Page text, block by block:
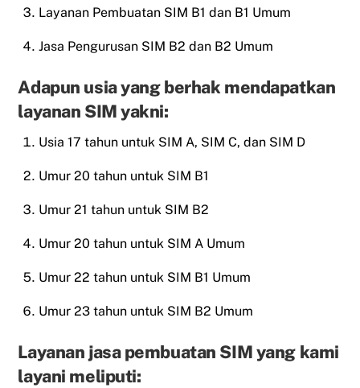
Layanan Pembuatan SIM B1 dan B1 Umum
Jasa Pengurusan SIM B2 dan B2 Umum
Adapun usia yang berhak mendapatkan
layanan SIM yakni:
Usia 17 tahun untuk SIM A, SIM C, dan SIM D
Umur 20 tahun untuk SIM B1
Umur 21 tahun untuk SIM B2
Umur 20 tahun untuk SIM A Umum
Umur 22 tahun untuk SIM B1 Umum
Umur 23 tahun untuk SIM B2 Umum
Layanan jasa pembuatan SIM yang kami
layani meliputi: